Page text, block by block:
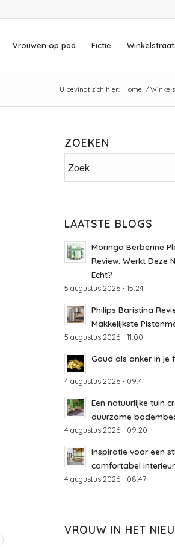
Vrouwen op pad Fictie Winkelstraat
U bevindt zich hier: Home /
ZOEKEN
LAATSTE BLOGS
Moringa Berberine
Review: Werkt Deze
Echt?
5 augustus 2026 - 15:24
Philips Baristina
Makkelijkste
5 augustus 2026 - 11:00
Goud als anker in je
4 augustus 2026 - 09:41
Een natuurlijke tuin
duurzame
4 augustus 2026 - 09:20
Inspiratie voor een
comfortabel interieur
4 augustus 2026 - 08:47
VROUW IN HET